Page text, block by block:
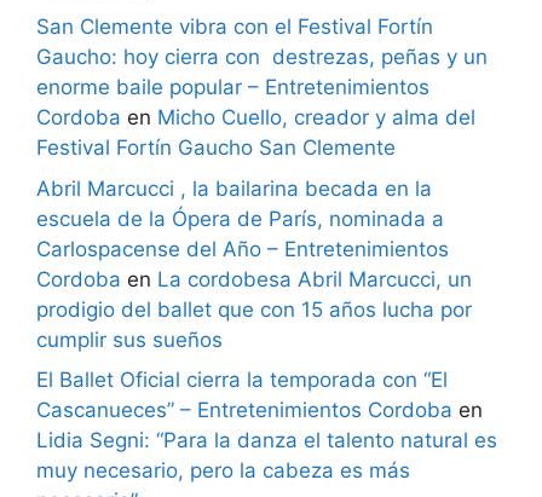
San Clemente vibra con el Festival Fortín
Gaucho: hoy cierra con destrezas, peñas y un
enorme baile popular – Entretenimientos
Cordoba en Micho Cuello, creador y alma del
Festival Fortín Gaucho San Clemente
Abril Marcucci , la bailarina becada en la
escuela de la Ópera de París, nominada a
Carlospacense del Año – Entretenimientos
Cordoba en La cordobesa Abril Marcucci, un
prodigio del ballet que con 15 años lucha por
cumplir sus sueños
El Ballet Oficial cierra la temporada con “El
Cascanueces” – Entretenimientos Cordoba en
Lidia Segni: “Para la danza el talento natural es
muy necesario, pero la cabeza es más